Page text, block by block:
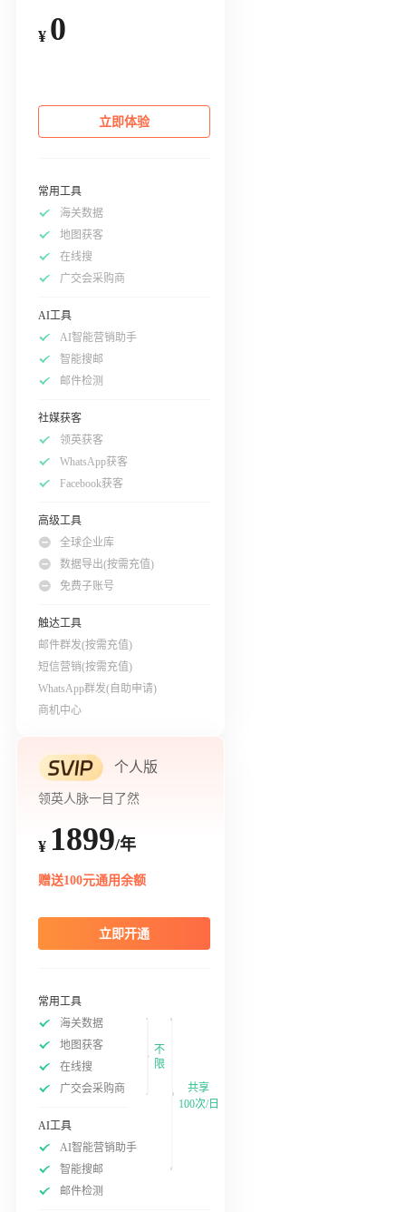
¥ 0
立即体验
常用工具
海关数据
地图获客
在线搜
广交会采购商
AI工具
AI智能营销助手
智能搜邮
邮件检测
社媒获客
领英获客
WhatsApp获客
Facebook获客
高级工具
全球企业库
数据导出(按需充值)
免费子账号
触达工具
邮件群发(按需充值)
短信营销(按需充值)
WhatsApp群发(自助申请)
商机中心
个人版
领英人脉一目了然
¥ 1899/年
赠送100元通用余额
立即开通
常用工具
海关数据
地图获客
在线搜
广交会采购商
不
限
AI工具
AI智能营销助手
智能搜邮
邮件检测
共享
100次/日